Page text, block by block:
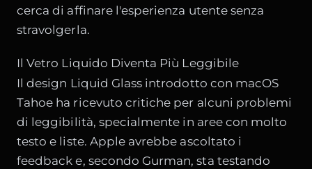
cerca di affinare l'esperienza utente senza
stravolgerla.
Il Vetro Liquido Diventa Più Leggibile
Il design Liquid Glass introdotto con macOS
Tahoe ha ricevuto critiche per alcuni problemi
di leggibilità, specialmente in aree con molto
testo e liste. Apple avrebbe ascoltato i
feedback e, secondo Gurman, sta testando